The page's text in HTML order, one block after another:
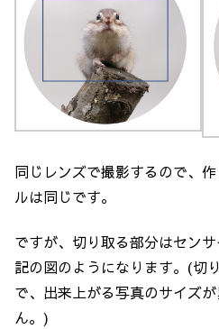
同じレンズで撮影するので、
ルは同じです。
ですが、切り取る部分はセン
記の図のようになります。(切
で、出来上がる写真のサイズ
ん。)